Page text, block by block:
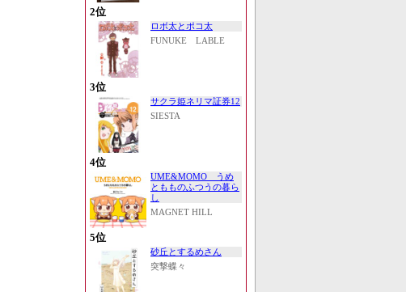
2位
ロボ太とポコ太
FUNUKE LABLE
3位
サクラ姫ネリマ証券12
SIESTA
4位
UME&MOMO うめ
ともものふつうの暮ら
し
MAGNET HILL
5位
砂丘とするめさん
突撃蝶々